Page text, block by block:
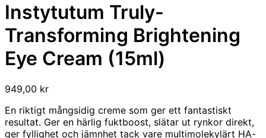
Instytutum Truly-
Transforming Brightening
Eye Cream (15ml)
949,00 kr
En riktigt mångsidig creme som ger ett fantastiskt
resultat. Ger en härlig fuktboost, slätar ut rynkor direkt,
ger fyllighet och jämnhet tack vare multimolekylärt HA-